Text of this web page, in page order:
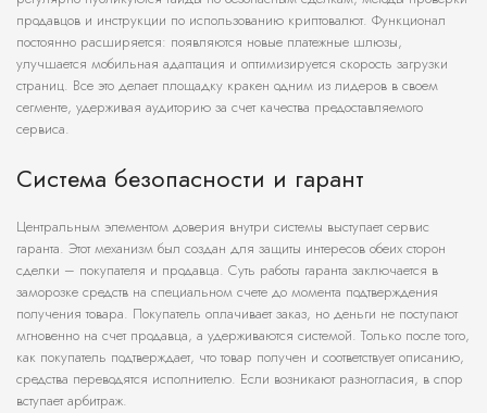
продавцов и инструкции по использованию криптовалют. Функционал
постоянно расширяется: появляются новые платежные шлюзы,
улучшается мобильная адаптация и оптимизируется скорость загрузки
страниц. Все это делает площадку кракен одним из лидеров в своем
сегменте, удерживая аудиторию за счет качества предоставляемого
сервиса.
Система безопасности и гарант
Центральным элементом доверия внутри системы выступает сервис
гаранта. Этот механизм был создан для защиты интересов обеих сторон
сделки – покупателя и продавца. Суть работы гаранта заключается в
заморозке средств на специальном счете до момента подтверждения
получения товара. Покупатель оплачивает заказ, но деньги не поступают
мгновенно на счет продавца, а удерживаются системой. Только после того,
как покупатель подтверждает, что товар получен и соответствует описанию,
средства переводятся исполнителю. Если возникают разногласия, в спор
вступает арбитраж.